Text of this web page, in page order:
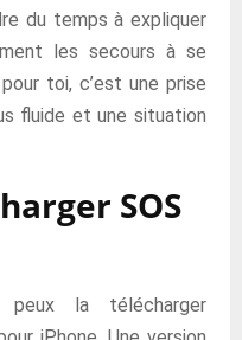
du temps à expliquer
les secours à se
toi, c’est une prise
fluide et une situation
SOS
la télécharger